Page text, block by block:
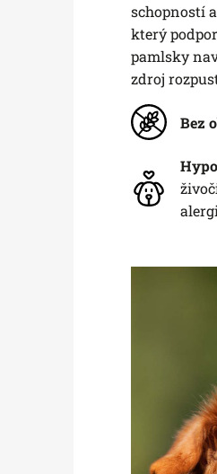
schopností
který
pamlsky
zdroj
Bez